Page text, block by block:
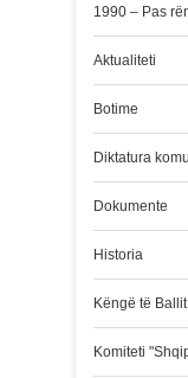
1990 – Pas
Aktualiteti
Botime
Diktatura
Dokumente
Historia
Këngë të Ballit
Komiteti